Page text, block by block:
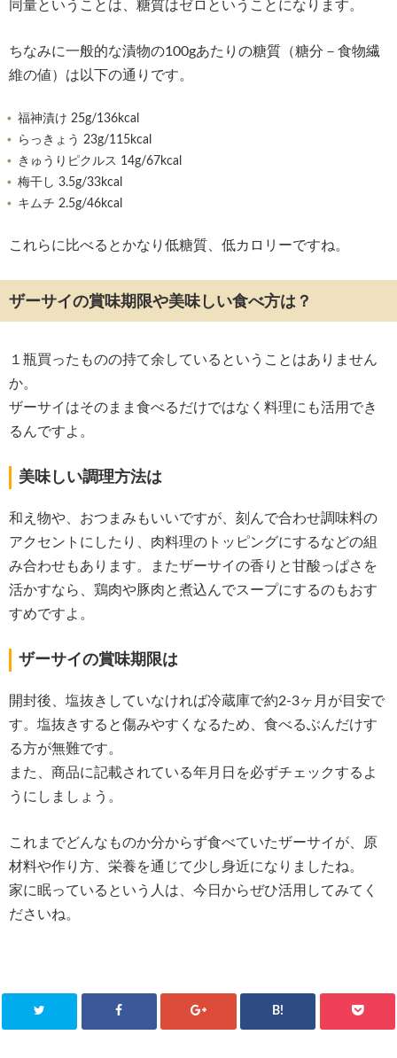
同量ということは、糖質はゼロということになります。
ちなみに一般的な漬物の100gあたりの糖質（糖分－食物繊
維の値）は以下の通りです。
福神漬け 25g/136kcal
らっきょう 23g/115kcal
きゅうりピクルス 14g/67kcal
梅干し 3.5g/33kcal
キムチ 2.5g/46kcal
これらに比べるとかなり低糖質、低カロリーですね。
ザーサイの賞味期限や美味しい食べ方は？
１瓶買ったものの持て余しているということはありません
か。
ザーサイはそのまま食べるだけではなく料理にも活用でき
るんですよ。
美味しい調理方法は
和え物や、おつまみもいいですが、刻んで合わせ調味料の
アクセントにしたり、肉料理のトッピングにするなどの組
み合わせもあります。またザーサイの香りと甘酸っぱさを
活かすなら、鶏肉や豚肉と煮込んでスープにするのもおす
すめですよ。
ザーサイの賞味期限は
開封後、塩抜きしていなければ冷蔵庫で約2-3ヶ月が目安で
す。塩抜きすると傷みやすくなるため、食べるぶんだけす
る方が無難です。
また、商品に記載されている年月日を必ずチェックするよ
うにしましょう。
これまでどんなものか分からず食べていたザーサイが、原
材料や作り方、栄養を通じて少し身近になりましたね。
家に眠っているという人は、今日からぜひ活用してみてく
ださいね。
B!